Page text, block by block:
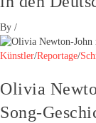
By /
Künstler/Reportage/
Olivia
Song-